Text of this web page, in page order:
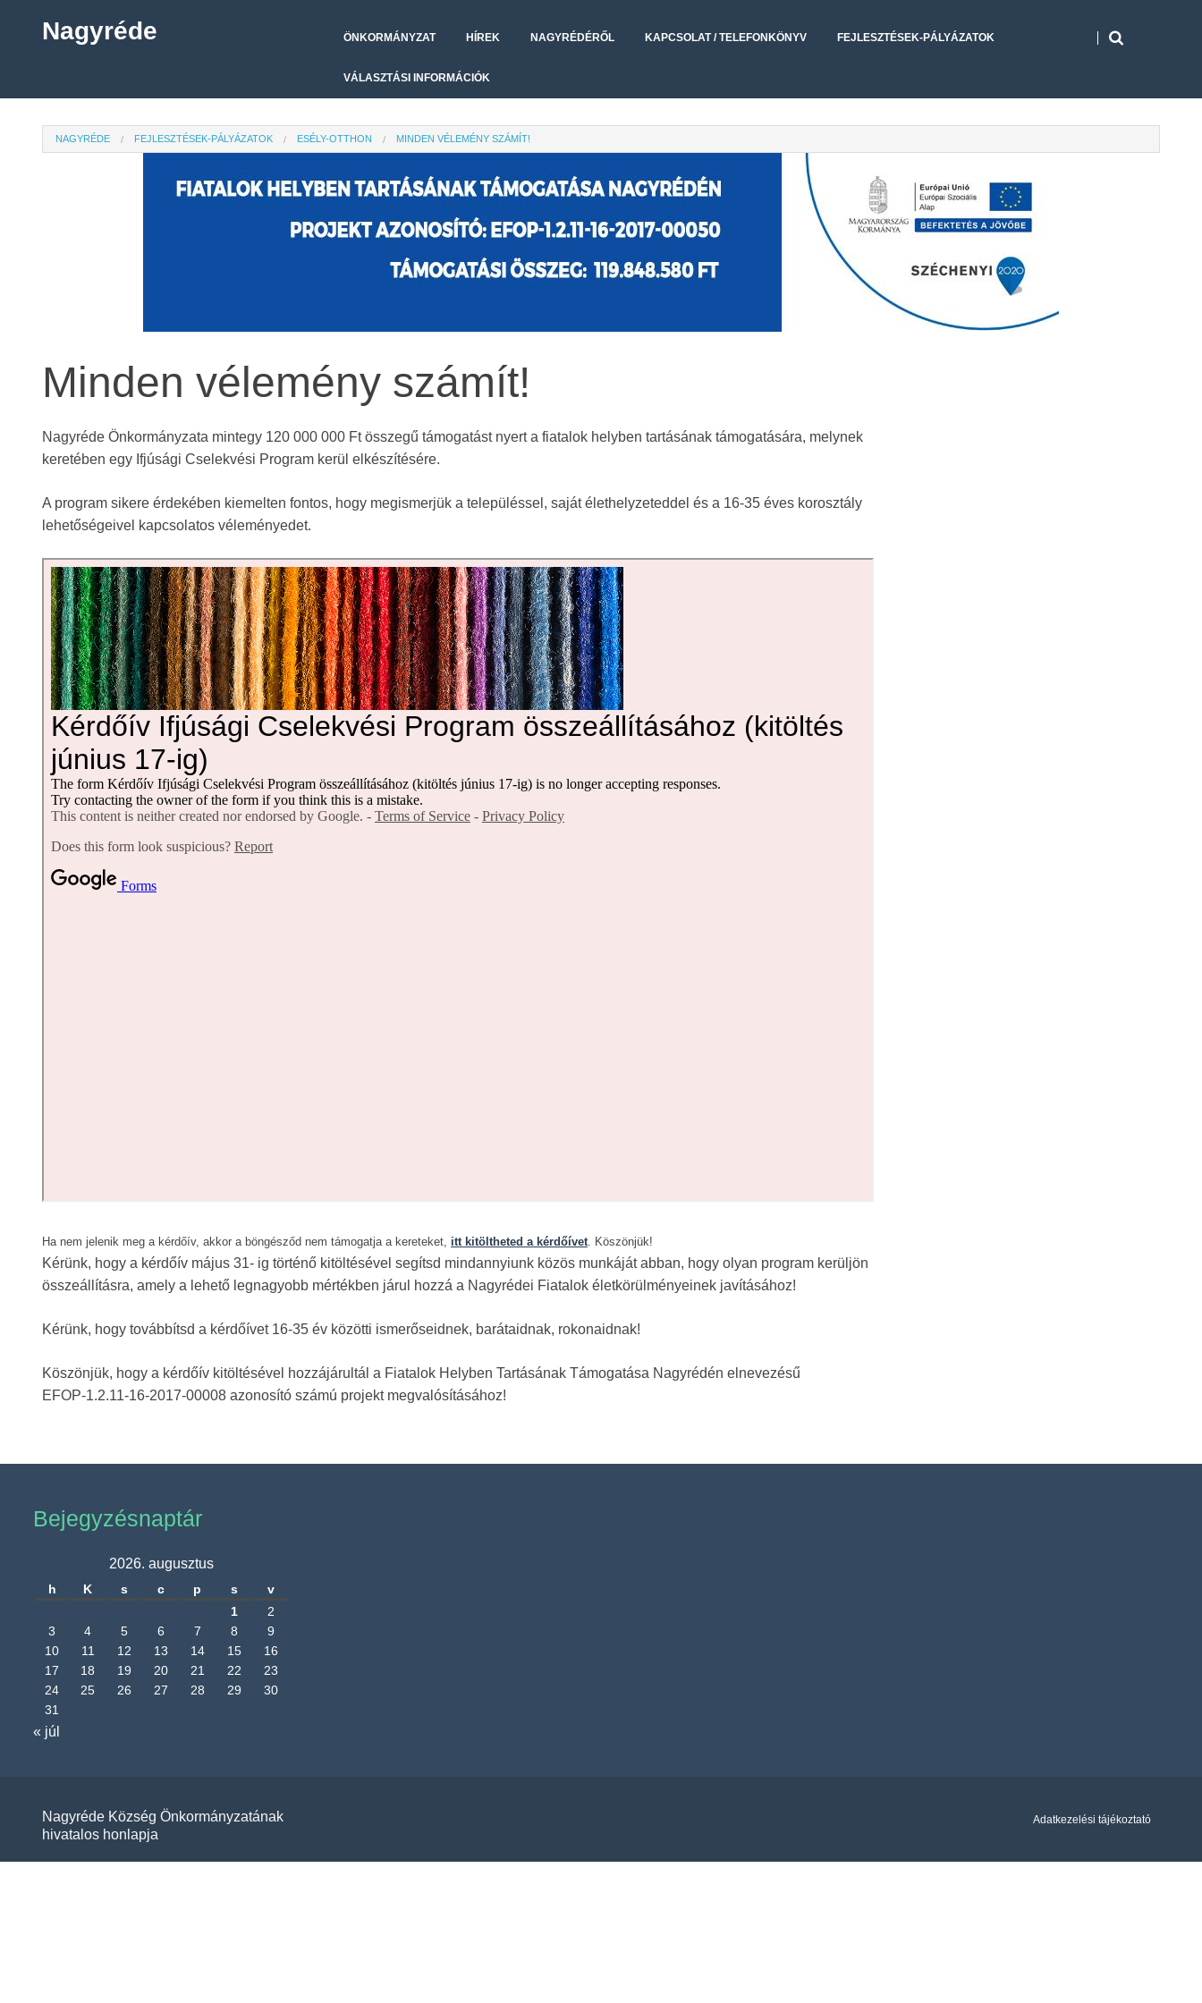
Nagyréde ÖNKORMÁNYZAT HÍREK NAGYRÉDÉRŐL KAPCSOLAT / TELEFONKÖNYV FEJLESZTÉSEK-PÁLYÁZATOK
VÁLASZTÁSI INFORMÁCIÓK
NAGYRÉDE FEJLESZTÉSEK-PÁLYÁZATOK ESÉLY-OTTHON MINDEN VÉLEMÉNY SZÁMÍT!
Minden vélemény számít!
Nagyréde Önkormányzata mintegy 120 000 000 Ft összegű támogatást nyert a fiatalok helyben tartásának támogatására, melynek
keretében egy Ifjúsági Cselekvési Program kerül elkészítésére.
A program sikere érdekében kiemelten fontos, hogy megismerjük a településsel, saját élethelyzeteddel és a 16-35 éves korosztály
lehetőségeivel kapcsolatos véleményedet.
Ha nem jelenik meg a kérdőív, akkor a böngésződ nem támogatja a kereteket, itt kitöltheted a kérdőívet. Köszönjük!
Kérünk, hogy a kérdőív május 31- ig történő kitöltésével segítsd mindannyiunk közös munkáját abban, hogy olyan program kerüljön
összeállításra, amely a lehető legnagyobb mértékben járul hozzá a Nagyrédei Fiatalok életkörülményeinek javításához!
Kérünk, hogy továbbítsd a kérdőívet 16-35 év közötti ismerőseidnek, barátaidnak, rokonaidnak!
Köszönjük, hogy a kérdőív kitöltésével hozzájárultál a Fiatalok Helyben Tartásának Támogatása Nagyrédén elnevezésű
EFOP-1.2.11-16-2017-00008 azonosító számú projekt megvalósításához!
Bejegyzésnaptár
2026. augusztus
h K s c p s
v
1
2
3
4 5 6 7 8
9
10
11 12 13 14 15
16
17
18 19 20 21 22
23
24
25 26 27 28 29
30
31
« júl
Nagyréde Község Önkormányzatának
hivatalos honlapja
Adatkezelési tájékoztató